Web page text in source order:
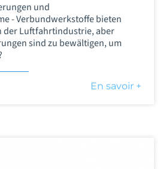
und
- Verbundwerkstoffe bieten
der Luftfahrtindustrie, aber
sind zu bewältigen, um
En savoir +